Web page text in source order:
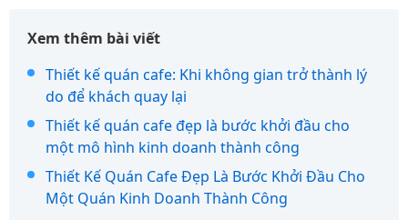
Xem thêm bài viết
Thiết kế quán cafe: Khi không gian trở thành lý
do để khách quay lại
Thiết kế quán cafe đẹp là bước khởi đầu cho
một mô hình kinh doanh thành công
Thiết Kế Quán Cafe Đẹp Là Bước Khởi Đầu Cho
Một Quán Kinh Doanh Thành Công